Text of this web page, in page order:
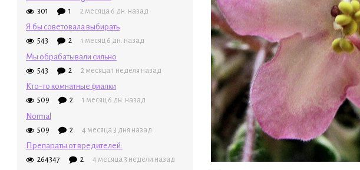
301 1 2 месяца 6 дн. назад
Я бы советовала выбирать
543 2 1 месяц 6 дн. назад
Мы обрабатывали сильно
543 2 2 месяца 1 неделя назад
Кто-то комнатные фиалки
509 2 1 месяц 6 дн. назад
Normal
509 2 4 месяца 3 дня назад
Препараты от вредителей.
264347 2 4 месяца 3 недели назад